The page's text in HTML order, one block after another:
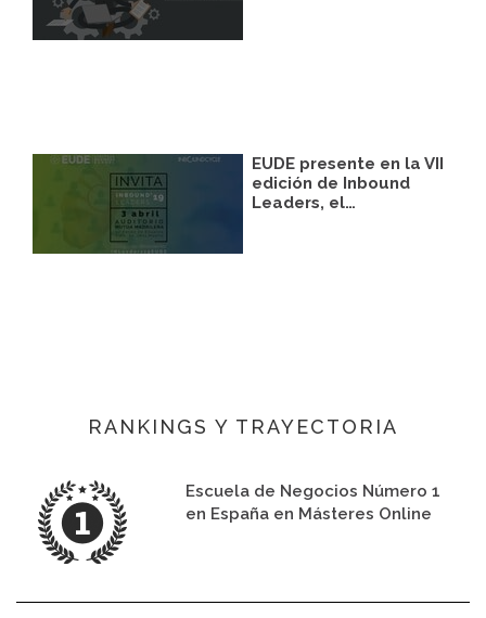
EUDE presente en la VII
edición de Inbound
Leaders, el…
RANKINGS Y TRAYECTORIA
Escuela de Negocios Número 1
en España en Másteres Online